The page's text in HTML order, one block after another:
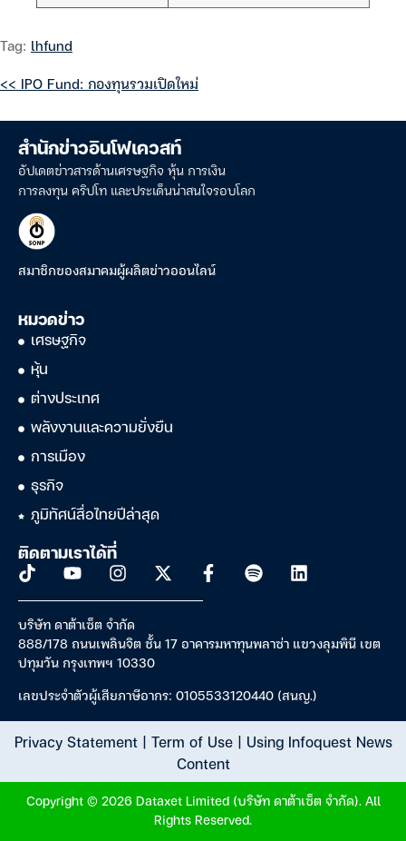
Tag: lhfund
<< IPO Fund: กองทุนรวมเปิดใหม่
สำนักข่าวอินโฟเควสท์
อัปเดตข่าวสารด้านเศรษฐกิจ หุ้น การเงิน
การลงทุน คริปโท และประเด็นน่าสนใจรอบโลก
สมาชิกของสมาคมผู้ผลิตข่าวออนไลน์
หมวดข่าว
เศรษฐกิจ
หุ้น
ต่างประเทศ
พลังงานและความยั่งยืน
การเมือง
ธุรกิจ
ภูมิทัศน์สื่อไทยปีล่าสุด
ติดตามเราได้ที่
บริษัท ดาต้าเซ็ต จำกัด
888/178 ถนนเพลินจิต ชั้น 17 อาคารมหาทุนพลาซ่า แขวงลุมพินี เขต
ปทุมวัน กรุงเทพฯ 10330
เลขประจำตัวผู้เสียภาษีอากร: 0105533120440 (สนญ.)
Privacy Statement| Term of Use| Using Infoquest News
Content
Copyright © 2026 Dataxet Limited (บริษัท ดาต้าเซ็ต จำกัด). All
Rights Reserved.